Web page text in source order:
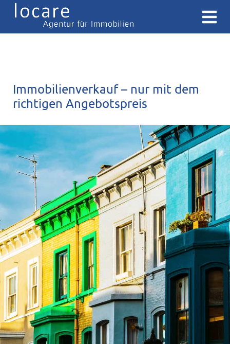
Immobilienverkauf – nur mit dem
richtigen Angebotspreis